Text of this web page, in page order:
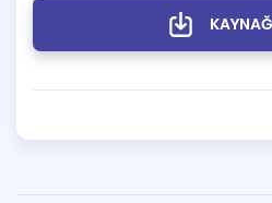
İngilizce Gramer